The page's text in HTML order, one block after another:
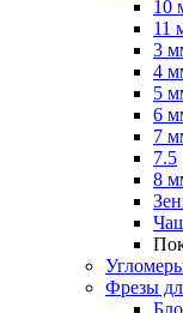
10
11
3
4
5
6
7
7.5
8
Фрезы